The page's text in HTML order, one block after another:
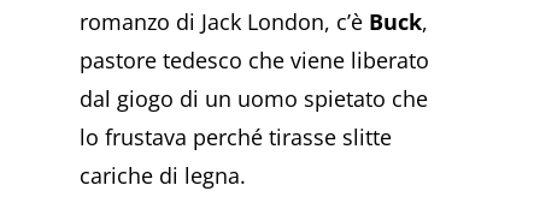
romanzo di Jack London, c’è Buck,
pastore tedesco che viene liberato
dal giogo di un uomo spietato che
lo frustava perché tirasse slitte
cariche di legna.